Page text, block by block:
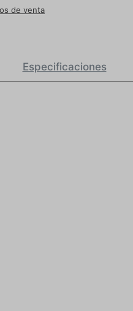
de venta
Especificaciones